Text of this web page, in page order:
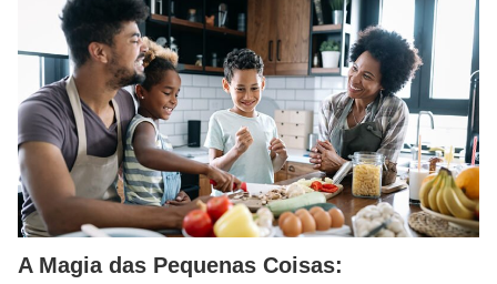
A Magia das Pequenas Coisas: